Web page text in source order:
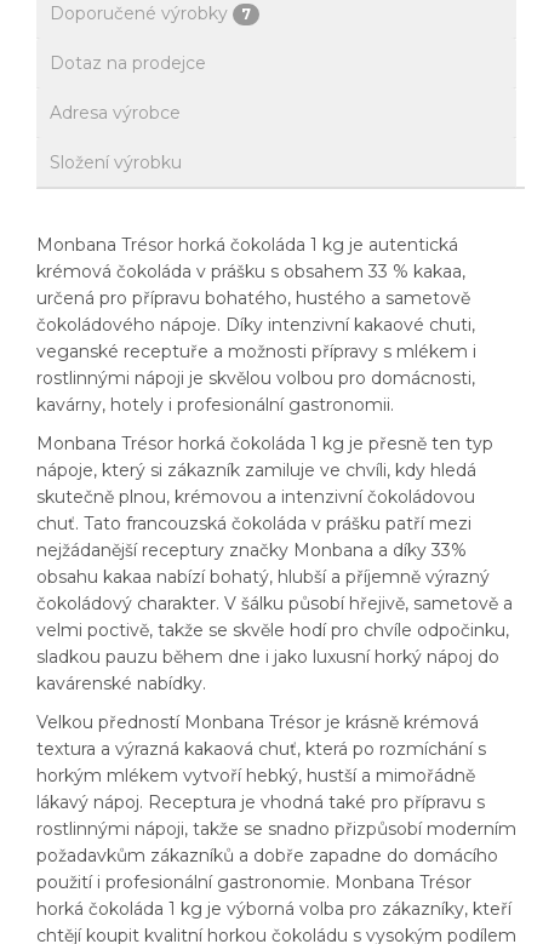
Doporučené výrobky 7
Dotaz na prodejce
Adresa výrobce
Složení výrobku
Monbana Trésor horká čokoláda 1 kg je autentická
krémová čokoláda v prášku s obsahem 33 % kakaa,
určená pro přípravu bohatého, hustého a sametově
čokoládového nápoje. Díky intenzivní kakaové chuti,
veganské receptuře a možnosti přípravy s mlékem i
rostlinnými nápoji je skvělou volbou pro domácnosti,
kavárny, hotely i profesionální gastronomii.
Monbana Trésor horká čokoláda 1 kg je přesně ten typ
nápoje, který si zákazník zamiluje ve chvíli, kdy hledá
skutečně plnou, krémovou a intenzivní čokoládovou
chuť. Tato francouzská čokoláda v prášku patří mezi
nejžádanější receptury značky Monbana a díky 33%
obsahu kakaa nabízí bohatý, hlubší a příjemně výrazný
čokoládový charakter. V šálku působí hřejivě, sametově a
velmi poctivě, takže se skvěle hodí pro chvíle odpočinku,
sladkou pauzu během dne i jako luxusní horký nápoj do
kavárenské nabídky.
Velkou předností Monbana Trésor je krásně krémová
textura a výrazná kakaová chuť, která po rozmíchání s
horkým mlékem vytvoří hebký, hustší a mimořádně
lákavý nápoj. Receptura je vhodná také pro přípravu s
rostlinnými nápoji, takže se snadno přizpůsobí moderním
požadavkům zákazníků a dobře zapadne do domácího
použití i profesionální gastronomie. Monbana Trésor
horká čokoláda 1 kg je výborná volba pro zákazníky, kteří
chtějí koupit kvalitní horkou čokoládu s vysokým podílem